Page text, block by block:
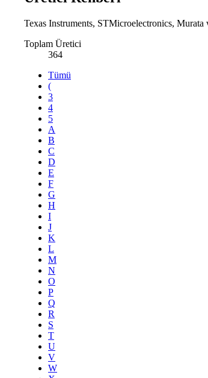
Texas Instruments, STMicroelectronics, Murata
Toplam Üretici
364
Tümü
(
3
4
5
A
B
C
D
E
F
G
H
I
J
K
L
M
N
O
P
Q
R
S
T
U
V
W